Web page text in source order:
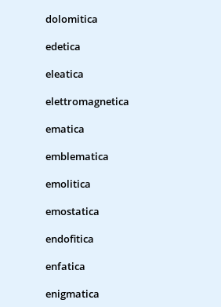
dolomitica
edetica
eleatica
elettromagnetica
ematica
emblematica
emolitica
emostatica
endofitica
enfatica
enigmatica